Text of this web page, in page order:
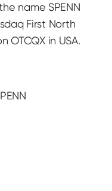
name SPENN
First North
OTCQX in USA.